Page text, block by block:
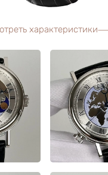
характеристики